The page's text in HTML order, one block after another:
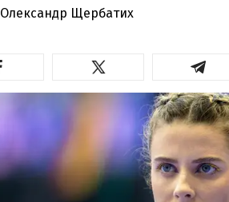
Олександр Щербатих